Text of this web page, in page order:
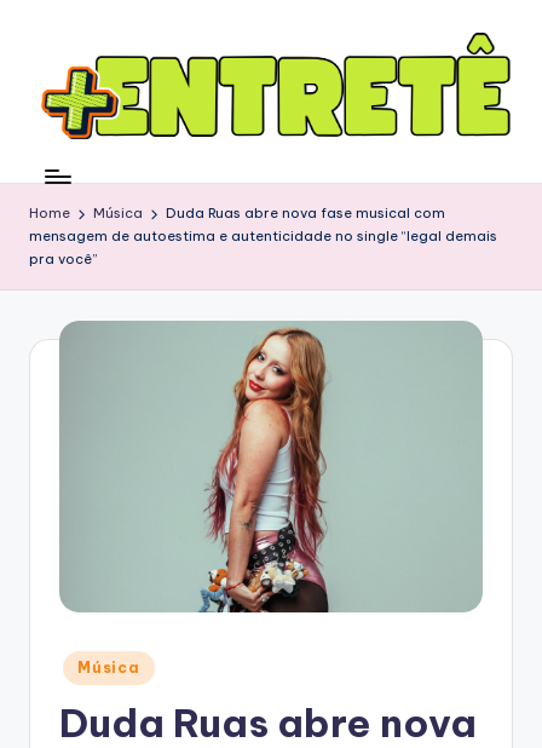
Home Música
Duda Ruas abre nova fase musical com
mensagem de autoestima e autenticidade no single “legal demais
pra você”
Posted
in
Música
Duda Ruas abre nova